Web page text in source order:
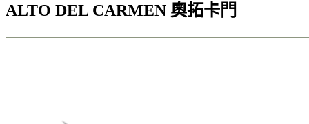
ALTO DEL CARMEN 奧拓卡門